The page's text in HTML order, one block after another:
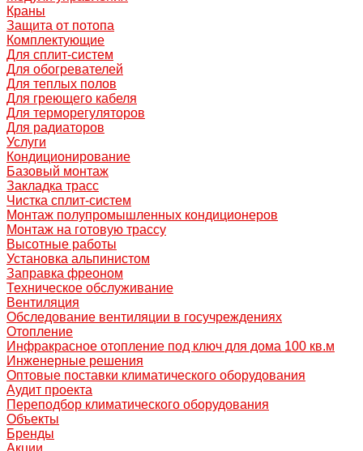
Краны
Защита от потопа
Комплектующие
Для сплит-систем
Для обогревателей
Для теплых полов
Для греющего кабеля
Для терморегуляторов
Для радиаторов
Услуги
Кондиционирование
Базовый монтаж
Закладка трасс
Чистка сплит-систем
Монтаж полупромышленных кондиционеров
Монтаж на готовую трассу
Высотные работы
Установка альпинистом
Заправка фреоном
Техническое обслуживание
Вентиляция
Обследование вентиляции в госучреждениях
Отопление
Инфракрасное отопление под ключ для дома 100 кв.м
Инженерные решения
Оптовые поставки климатического оборудования
Аудит проекта
Переподбор климатического оборудования
Объекты
Бренды
Акции